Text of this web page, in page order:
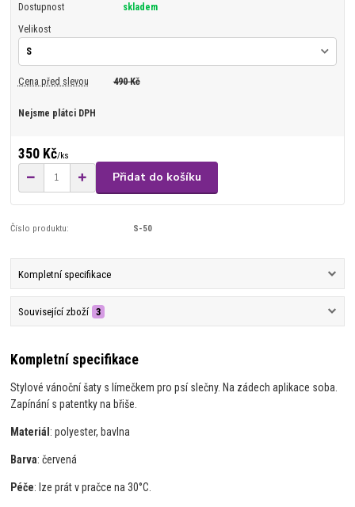
Dostupnost skladem
Velikost
Cena před slevou 490 Kč
Nejsme plátci DPH
350 Kč/ks
Přidat do košíku
Číslo produktu: S-50
Kompletní specifikace
Související zboží 3
Kompletní specifikace
Stylové vánoční šaty s límečkem pro psí slečny. Na zádech aplikace soba.
Zapínání s patentky na břiše.
Materiál : polyester, bavlna
Barva: červená
Péče: lze prát v pračce na 30°C.